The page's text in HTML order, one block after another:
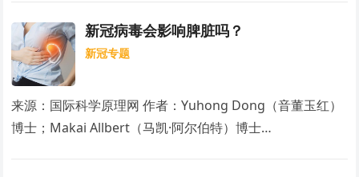
新冠病毒会影响脾脏吗？
新冠专题
来源：国际科学原理网 作者：Yuhong Dong（音董玉红）
博士；Makai Allbert（马凯·阿尔伯特）博士…